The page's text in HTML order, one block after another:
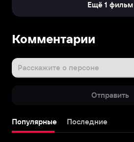
Ещё 1 фильм
Комментарии
Расскажите о персоне
Отправить
Популярные Последние